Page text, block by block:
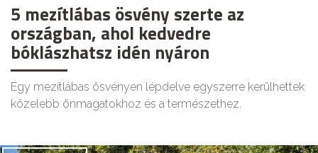
5 mezítlábas ösvény szerte az
országban, ahol kedvedre
bóklászhatsz idén nyáron
Egy mezítlábas ösvényen lépdelve egyszerre kerülhettek
közelebb önmagatokhoz és a természethez.